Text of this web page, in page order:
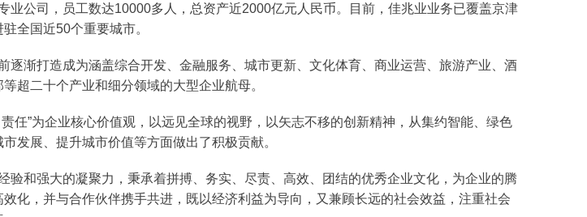
公司，员工数达10000多人，总资产近2000亿元人民币。目前，佳兆业业务已覆盖京津
全国近50个重要城市。
渐打造成为涵盖综合开发、金融服务、城市更新、文化体育、商业运营、旅游产业、酒
超二十个产业和细分领域的大型企业航母。
任”为企业核心价值观，以远见全球的视野，以矢志不移的创新精神，从集约智能、绿色
发展、提升城市价值等方面做出了积极贡献。
和强大的凝聚力，秉承着拼搏、务实、尽责、高效、团结的优秀企业文化，为企业的腾
化，并与合作伙伴携手共进，既以经济利益为导向，又兼顾长远的社会效益，注重社会